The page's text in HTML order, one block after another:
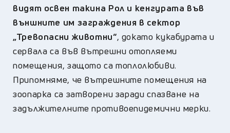
видят освен такина Рол и кенгурата във
външните им заграждения в сектор
„Тревопасни животни“, докато кукабурата и
сервала са във вътрешни отопляеми
помещения, защото са топлолюбиви.
Припомняме, че вътрешните помещения на
зоопарка са затворени заради спазване на
задължителните противоепидемични мерки.